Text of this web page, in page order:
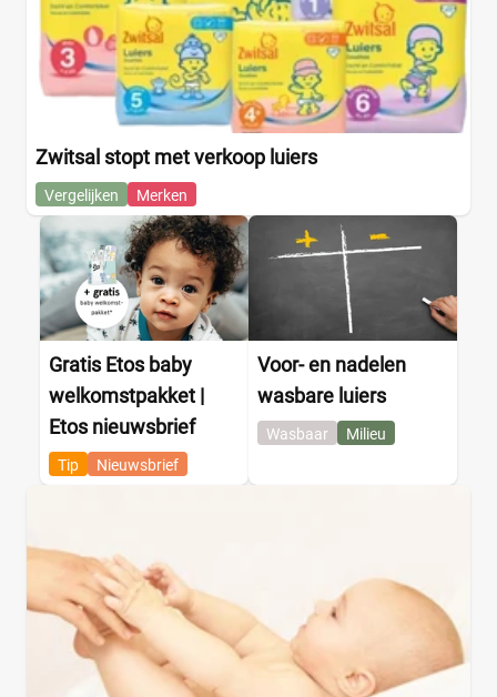
Zwitsal stopt met verkoop luiers
Vergelijken Merken
Gratis Etos baby
welkomstpakket |
Etos nieuwsbrief
Tip Nieuwsbrief
Voor- en nadelen
wasbare luiers
Wasbaar Milieu